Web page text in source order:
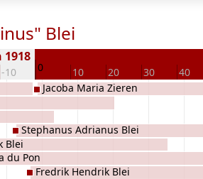
Blei
-10 0 10 20 30 40
1918
Blei
du Pon
Stephanus Adrianus Blei
Fredrik Hendrik Blei
Jacoba Maria Zieren